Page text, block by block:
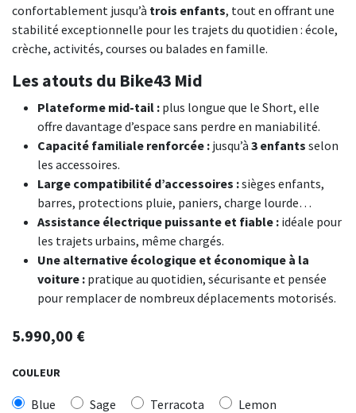
confortablement jusqu’à trois enfants, tout en offrant une
stabilité exceptionnelle pour les trajets du quotidien : école,
crèche, activités, courses ou balades en famille.
Les atouts du Bike43 Mid
Plateforme mid-tail : plus longue que le Short, elle
offre davantage d’espace sans perdre en maniabilité.
Capacité familiale renforcée : jusqu’à 3 enfants selon
les accessoires.
Large compatibilité d’accessoires :sièges enfants,
barres, protections pluie, paniers, charge lourde…
Assistance électrique puissante et fiable : idéale pour
les trajets urbains, même chargés.
Une alternative écologique et économique à la
voiture : pratique au quotidien, sécurisante et pensée
pour remplacer de nombreux déplacements motorisés.
5.990,00 €
COULEUR
Blue Sage Terracota Lemon